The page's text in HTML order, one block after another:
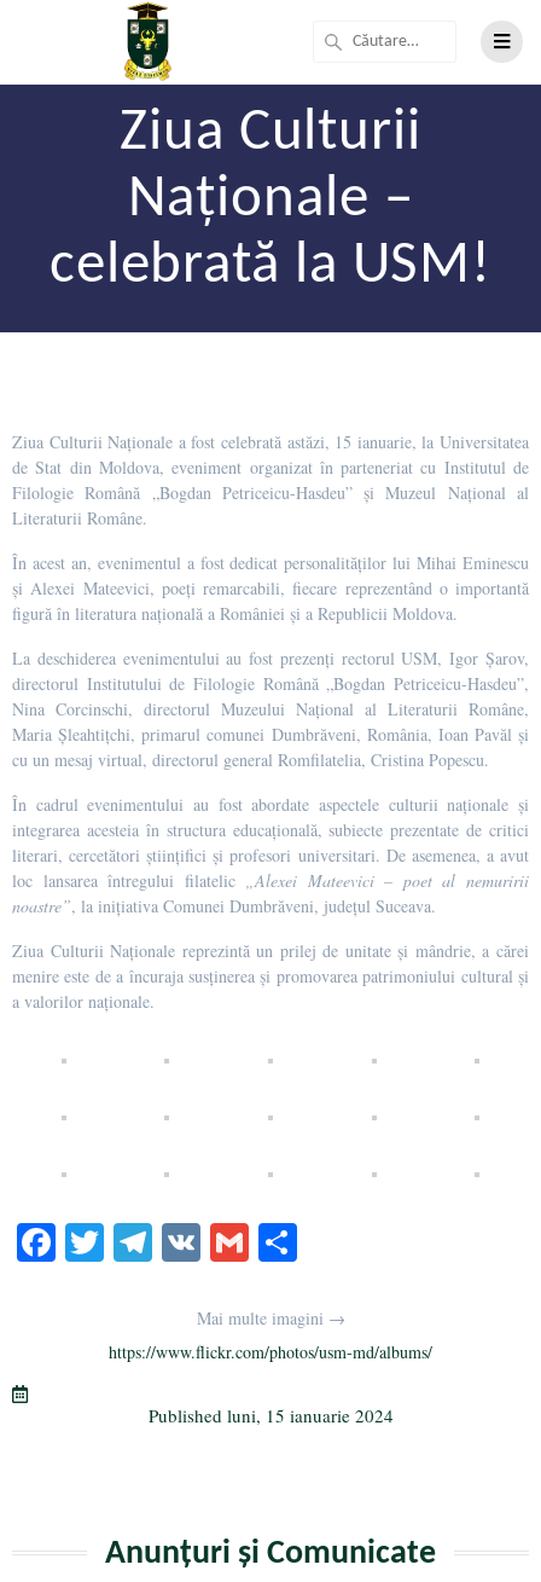
Ziua Culturii
Naționale –
celebrată la USM!
Ziua Culturii Naționale a fost celebrată astăzi, 15 ianuarie, la Universitatea
de Stat din Moldova, eveniment organizat în parteneriat cu Institutul de
Filologie Română „Bogdan Petriceicu-Hasdeu” și Muzeul Național al
Literaturii Române.
În acest an, evenimentul a fost dedicat personalităților lui Mihai Eminescu
și Alexei Mateevici, poeți remarcabili, fiecare reprezentând o importantă
figură în literatura națională a României și a Republicii Moldova.
La deschiderea evenimentului au fost prezenți rectorul USM, Igor Șarov,
directorul Institutului de Filologie Română „Bogdan Petriceicu-Hasdeu”,
Nina Corcinschi, directorul Muzeului Național al Literaturii Române,
Maria Șleahtițchi, primarul comunei Dumbrăveni, România, Ioan Pavăl și
cu un mesaj virtual, directorul general Romfilatelia, Cristina Popescu.
În cadrul evenimentului au fost abordate aspectele culturii naționale și
integrarea acesteia în structura educațională, subiecte prezentate de critici
literari, cercetători științifici și profesori universitari. De asemenea, a avut
loc lansarea întregului filatelic „Alexei Mateevici – poet al nemuririi
noastre”, la inițiativa Comunei Dumbrăveni, județul Suceava.
Ziua Culturii Naționale reprezintă un prilej de unitate și mândrie, a cărei
menire este de a încuraja susținerea și promovarea patrimoniului cultural și
a valorilor naționale.
Fa T
r
Te
a
m
V G
ailaj
ea
Mai multe imagini →
https://www.flickr.com/photos/usm-md/albums/
Published luni, 15 ianuarie 2024
Anunțuri și Comunicate